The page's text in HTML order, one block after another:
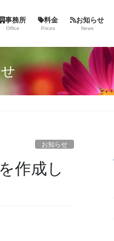
事務所
Office
料金
Prices
お知らせ
News
お知らせ
作成し